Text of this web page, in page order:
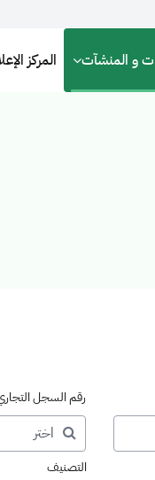
و المنشآت المركز
رقم السجل
التصنيف